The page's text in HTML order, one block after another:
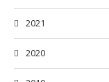
2021
2020